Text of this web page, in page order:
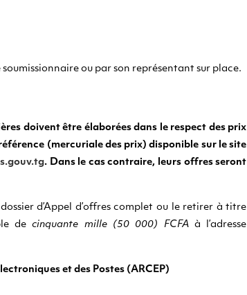
ou par son représentant sur place.
doivent être élaborées dans le respect des prix
(mercuriale des prix) disponible sur le site
. Dans le cas contraire, leurs offres seront
d’Appel d’offres complet ou le retirer à titre
decinquante mille (50 000) FCFAà l’adresse
et des Postes (ARCEP)